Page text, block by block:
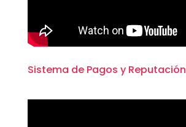
Sistema de Pagos y Reputación